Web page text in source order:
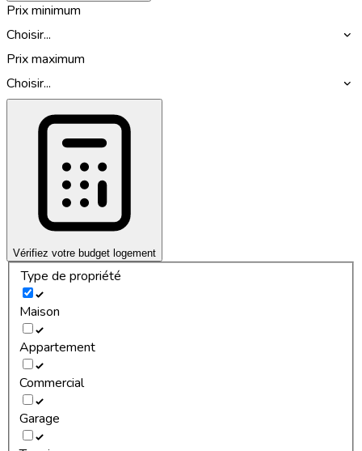
Prix minimum
Choisir...
Prix maximum
Choisir...
Vérifiez votre budget logement
Type de propriété
Maison
Appartement
Commercial
Garage